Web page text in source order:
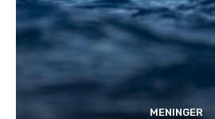
MENINGER